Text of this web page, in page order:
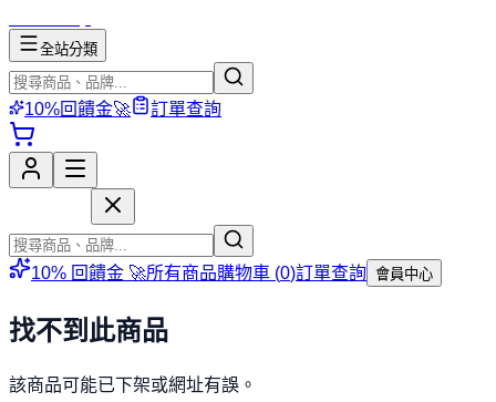
全站分類
10%回饋金🚀 訂單查詢
10% 回饋金 🚀所有商品購物車 (0)訂單查詢 會員中心
找不到此商品
該商品可能已下架或網址有誤。